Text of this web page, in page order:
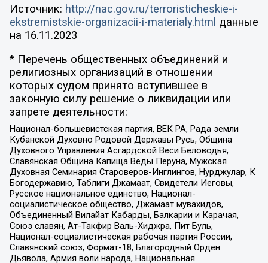
Источник: http://nac.gov.ru/terroristicheskie-i-
ekstremistskie-organizacii-i-materialy.html данные
на 16.11.2023
* Перечень общественных объединений и
религиозных организаций в отношении
которых судом принято вступившее в
законную силу решение о ликвидации или
запрете деятельности:
Национал-большевистская партия, ВЕК РА, Рада земли
Кубанской Духовно Родовой Державы Русь, Община
Духовного Управления Асгардской Веси Беловодья,
Славянская Община Капища Веды Перуна, Мужская
Духовная Семинария Староверов-Инглингов, Нурджулар, К
Богодержавию, Таблиги Джамаат, Свидетели Иеговы,
Русское национальное единство, Национал-
социалистическое общество, Джамаат мувахидов,
Объединенный Вилайат Кабарды, Балкарии и Карачая,
Союз славян, Ат-Такфир Валь-Хиджра, Пит Буль,
Национал-социалистическая рабочая партия России,
Славянский союз, Формат-18, Благородный Орден
Дьявола, Армия воли народа, Национальная